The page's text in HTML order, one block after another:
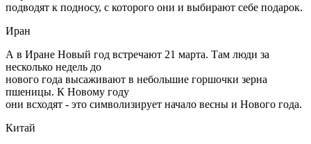
подводят к подносу, с которого они и выбирают себе подарок.
Иран
А в Иране Новый год встречают 21 марта. Там люди за
несколько недель до
нового года высаживают в небольшие горшочки зерна
пшеницы. К Новому году
они всходят - это символизирует начало весны и Нового года.
Китай